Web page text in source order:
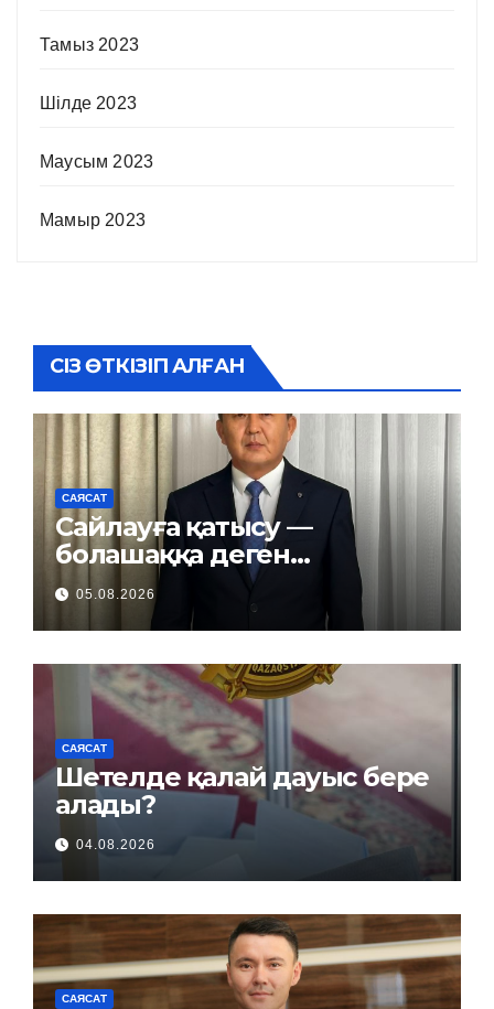
Тамыз 2023
Шілде 2023
Маусым 2023
Мамыр 2023
СІЗ ӨТКІЗІП АЛҒАН
САЯСАТ
Сайлауға қатысу —
болашаққа деген
жауапкершілік
05.08.2026
САЯСАТ
Шетелде қалай дауыс бере
алады?
04.08.2026
САЯСАТ